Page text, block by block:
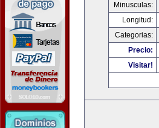
Minusculas:
Longitud:
Categorias:
Precio:
Visitar!